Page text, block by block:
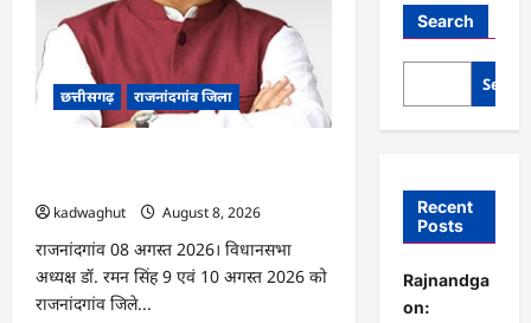
छत्तीसगढ़ राजनांदगांव जिला
kadwaghut
August 8, 2026
राजनांदगांव 08 अगस्त 2026। विधानसभा
अध्यक्ष डॉ. रमन सिंह 9 एवं 10 अगस्त 2026 को
राजनांदगांव जिले...
Search
Recent
Posts
Rajnandga
on: